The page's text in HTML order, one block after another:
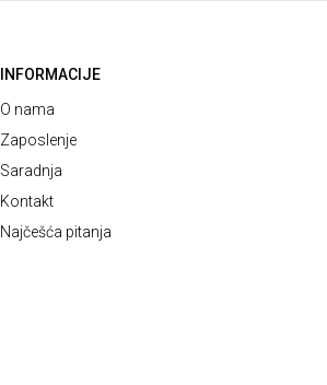
INFORMACIJE
O nama
Zaposlenje
Saradnja
Kontakt
Najčešća pitanja